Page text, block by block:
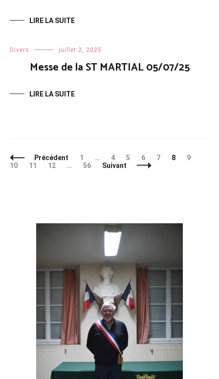
LIRE LA SUITE
Divers juillet 2, 2025
Messe de la ST MARTIAL 05/07/25
LIRE LA SUITE
Navigation
des
Précédent Page
1 … Page
4 Page
5 Page
6 Page
7 Page
8 Page
9
10
Page
11 Page
12 … Page
56 Suivant